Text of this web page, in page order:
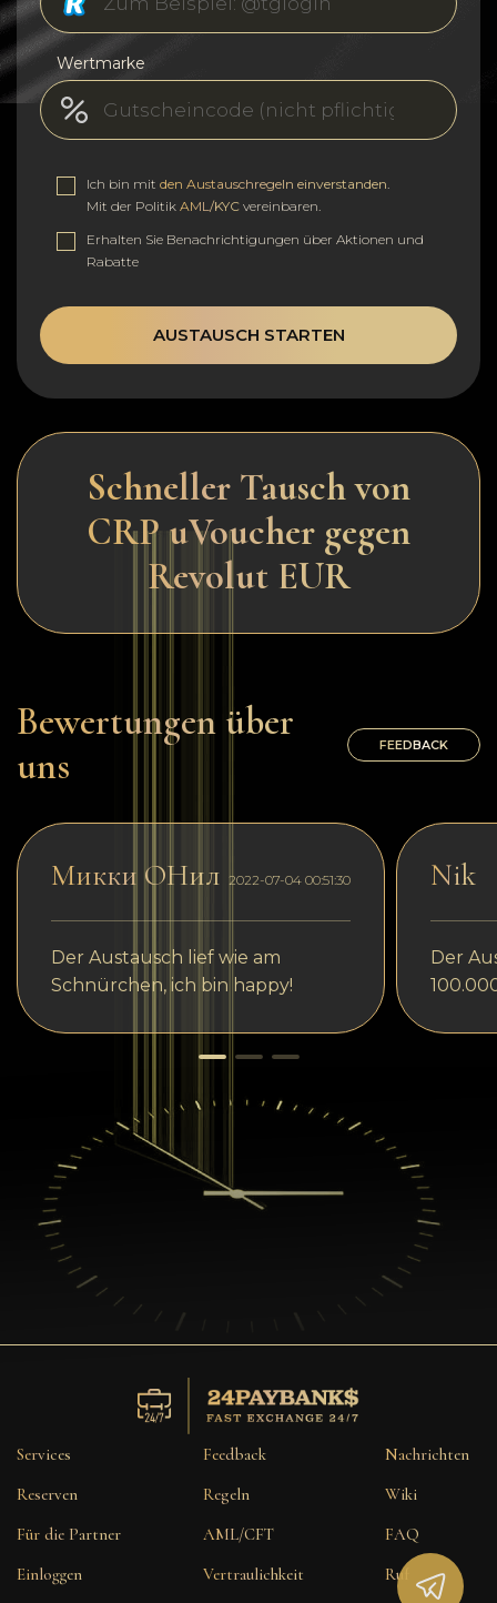
Wertmarke
Ich bin mit den Austauschregeln einverstanden
Mit der Politik AML/KYC vereinbaren.
Erhalten Sie Benachrichtigungen über Aktionen und
Rabatte
AUSTAUSCH STARTEN
Schneller Tausch von
CRP uVoucher gegen
Revolut EUR
Bewertungen über
uns
FEEDBACK
Микки ОНил 2022-07-04 00:51:30
Der Austausch lief wie am
Schnürchen, ich bin happy!
Nik
Der
Services
Reserven
Für die Partner
Einloggen
Feedback
Regeln
AML/CFT
Vertraulichkeit
Nachrichten
Wiki
FAQ
Ruf